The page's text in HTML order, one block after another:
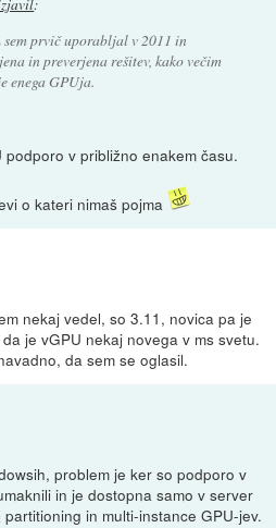
:
prvič uporabljal v 2011 in
in preverjena rešitev, kako večim
enega GPUja.
podporo v približno enakem času.
o kateri nimaš pojma
nekaj vedel, so 3.11, novica pa je
je vGPU nekaj novega v ms svetu.
da sem se oglasil.
problem je ker so podporo v
in je dostopna samo v server
in multi-instance GPU-jev.